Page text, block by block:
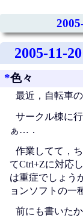
2005-11-
*色々
最近，自転車
サークル棟に
ぁ…．
作業してて，
てCtrl+Zに対応
は重症でしょう
ョンソフトの一
前にも書いたか